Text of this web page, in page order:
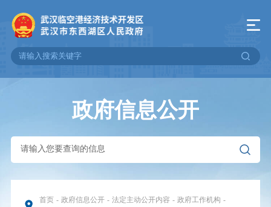
政府信息公开
首页 - 政府信息公开 - 法定主动公开内容 - 政府工作机构 -